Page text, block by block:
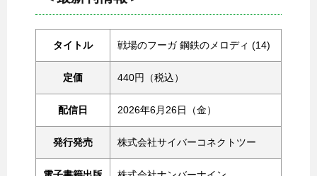
タイトル 戦場のフーガ 鋼鉄のメロディ (14)
定価 440円（税込）
配信日 2026年6月26日（金）
発行発売 株式会社サイバーコネクトツー